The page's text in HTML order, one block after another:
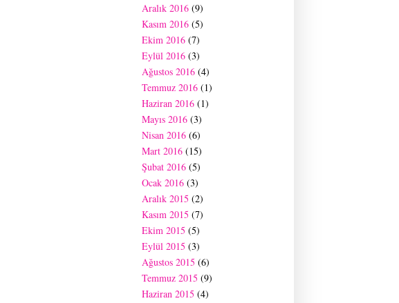
Aralık 2016 (9)
Kasım 2016 (5)
Ekim 2016 (7)
Eylül 2016 (3)
Ağustos 2016 (4)
Temmuz 2016 (1)
Haziran 2016 (1)
Mayıs 2016 (3)
Nisan 2016 (6)
Mart 2016 (15)
Şubat 2016 (5)
Ocak 2016 (3)
Aralık 2015 (2)
Kasım 2015 (7)
Ekim 2015 (5)
Eylül 2015 (3)
Ağustos 2015 (6)
Temmuz 2015 (9)
Haziran 2015 (4)